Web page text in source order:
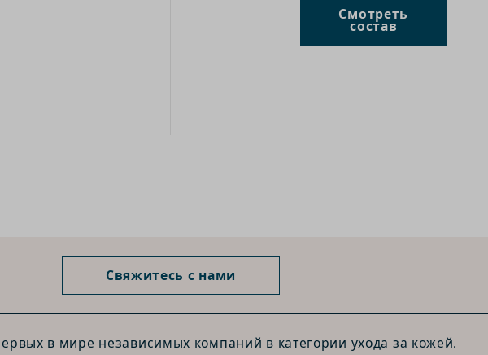
Смотреть
состав
Свяжитесь с нами
в мире независимых компаний в категории ухода за кожей.